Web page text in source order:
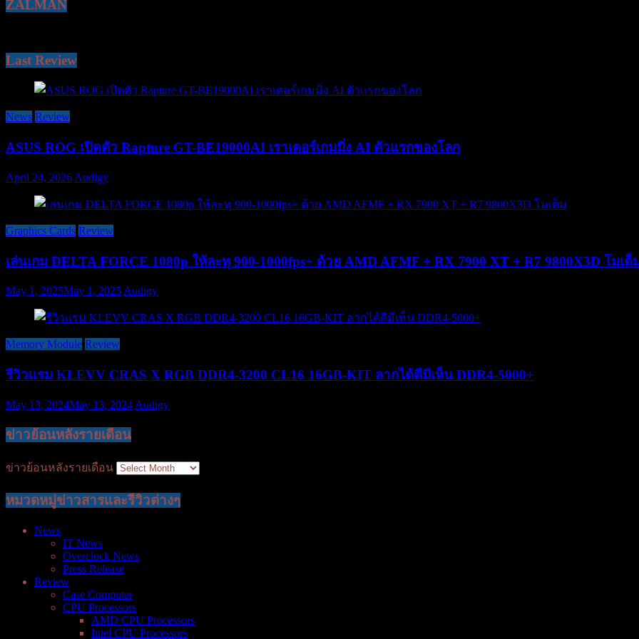
ZALMAN
Last Review
News Review
ASUS ROG เปิดตัว Rapture GT-BE19000AI เราเตอร์เกมมิ่ง AI ตัวแรกของโลก
April 24, 2026 Audigy
Graphics Cards Review
เล่นเกม DELTA FORCE 1080p ให้ละทุ 900-1000fps+ ด้วย AMD AFMF + RX 7900 XT + R7 9800X3D โมเต็
May 1, 2025May 1, 2025 Audigy
Memory Module Review
รีวิวแรม KLEVV CRAS X RGB DDR4-3200 CL16 16GB-KIT ลากได้ดีมีเห็น DDR4-5000+
May 13, 2024May 13, 2024 Audigy
ข่าวย้อนหลังรายเดือน
ข่าวย้อนหลังรายเดือน
หมวดหมู่ข่าวสารและรีวิวต่างๆ
News
IT News
Overclock News
Press Release
Review
Case Computer
CPU Processors
AMD CPU Processors
Intel CPU Processors